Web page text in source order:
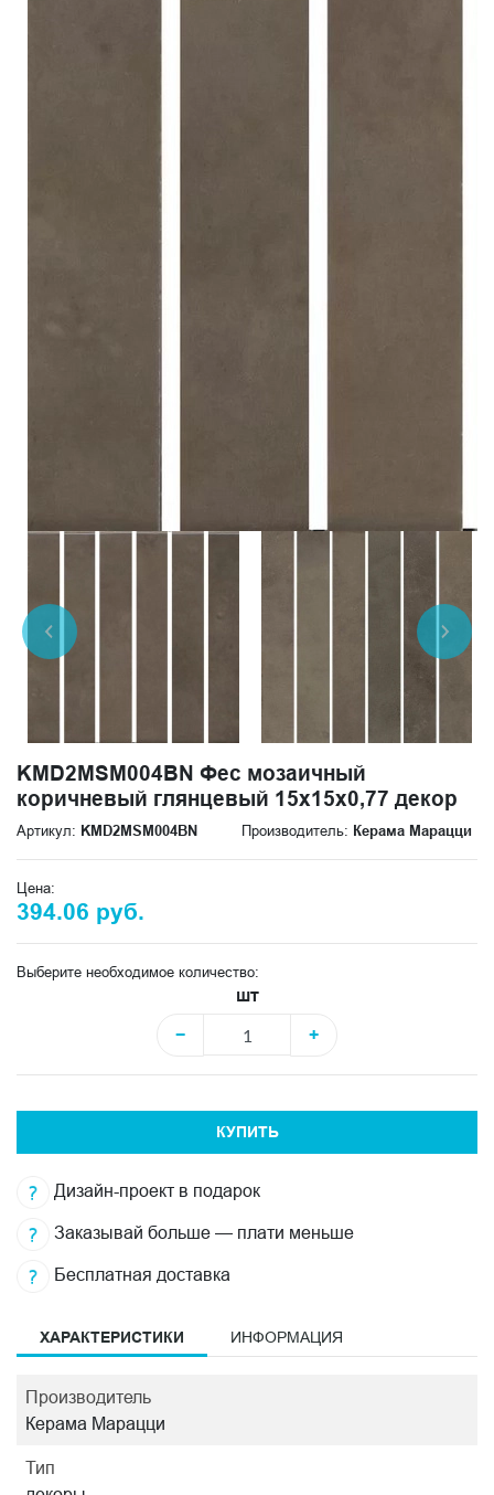
KMD2MSM004BN Фес мозаичный
коричневый глянцевый 15x15x0,77 декор
Артикул: KMD2MSM004BN Производитель: Керама Марацци
Цена:
394.06 руб.
Выберите необходимое количество:
шт
−
+
КУПИТЬ
Дизайн-проект в подарок
Заказывай больше — плати меньше
Бесплатная доставка
ХАРАКТЕРИСТИКИ ИНФОРМАЦИЯ
Производитель
Керама Марацци
Тип